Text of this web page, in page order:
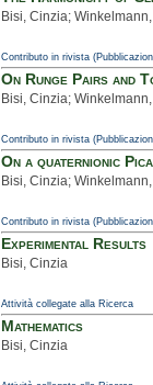
Bisi, Cinzia;
Contributo in rivista
On Runge Pairs and
Bisi, Cinzia;
Contributo in rivista
On a quaternionic
Bisi, Cinzia;
Contributo in rivista
Experimental Results
Bisi, Cinzia
Attività collegate alla Ricerca
Mathematics
Bisi, Cinzia